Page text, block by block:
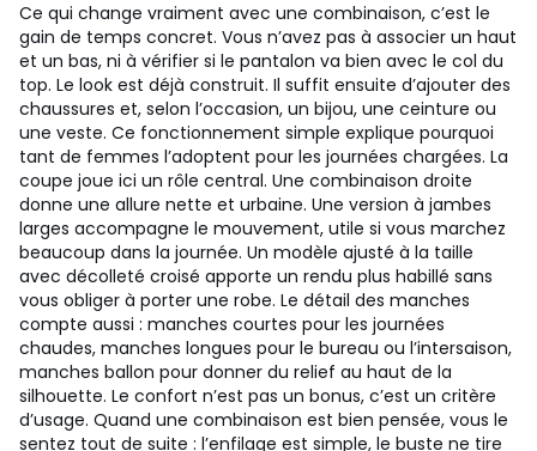
Ce qui change vraiment avec une combinaison, c’est le
gain de temps concret. Vous n’avez pas à associer un haut
et un bas, ni à vérifier si le pantalon va bien avec le col du
top. Le look est déjà construit. Il suffit ensuite d’ajouter des
chaussures et, selon l’occasion, un bijou, une ceinture ou
une veste. Ce fonctionnement simple explique pourquoi
tant de femmes l’adoptent pour les journées chargées. La
coupe joue ici un rôle central. Une combinaison droite
donne une allure nette et urbaine. Une version à jambes
larges accompagne le mouvement, utile si vous marchez
beaucoup dans la journée. Un modèle ajusté à la taille
avec décolleté croisé apporte un rendu plus habillé sans
vous obliger à porter une robe. Le détail des manches
compte aussi : manches courtes pour les journées
chaudes, manches longues pour le bureau ou l’intersaison,
manches ballon pour donner du relief au haut de la
silhouette. Le confort n’est pas un bonus, c’est un critère
d’usage. Quand une combinaison est bien pensée, vous le
sentez tout de suite : l’enfilage est simple, le buste ne tire